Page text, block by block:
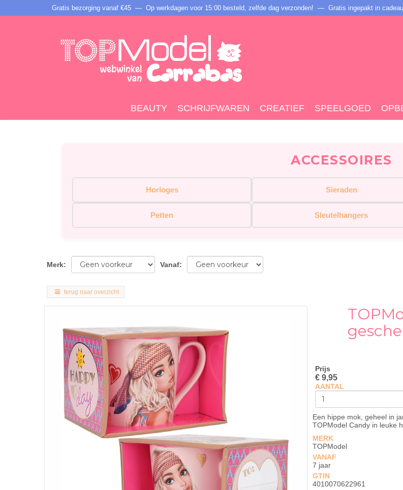
Gratis bezorging vanaf €45 — Op werkdagen voor 15:00 besteld, zelfde dag verzonden! — Gratis ingepakt in
BEAUTY SCHRIJFWAREN CREATIEF SPEELGOED
ACCESSOIRES
Horloges Sieraden
Petten Sleutelhangers
Merk: Vanaf:
terug naar overzicht
Prijs
€ 9,95
AANTAL
Een hippe mok, geheel in
TOPModel Candy in leuke
MERK
TOPModel
VANAF
7 jaar
GTIN
4010070622961